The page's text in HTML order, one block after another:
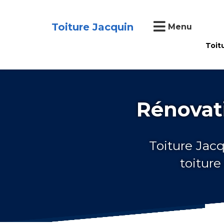
Toiture Jacquin Menu
Toiture
toiture